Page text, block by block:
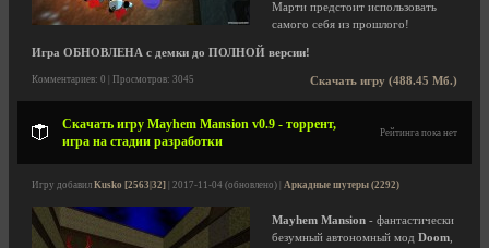
Марти предстоит использовать
самого себя из прошлого!
Игра ОБНОВЛЕНА с демки до ПОЛНОЙ версии!
Скачать игру (488.45 Мб.)
Комментариев: 0 | Просмотров: 3045
Скачать игру Mayhem Mansion v0.9 - торрент,
игра на стадии разработки
Рейтинга пока нет
Игру добавил Kusko [2563|32] | 2017-11-04 (обновлено) | Аркадные шутеры (2292)
Mayhem Mansion - фантастически
безумный автономный мод Doom